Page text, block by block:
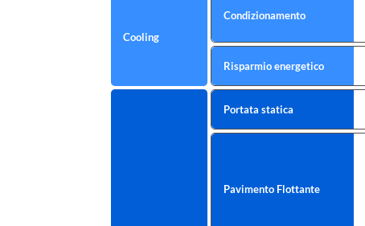
Cooling
Condizionamento
Risparmio energetico
Portata statica
Pavimento Flottante